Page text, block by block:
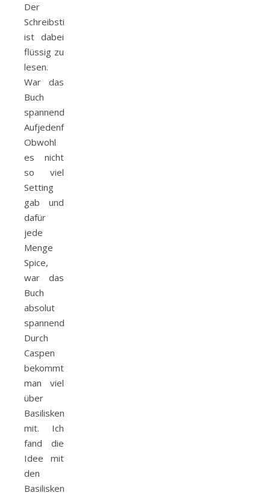
Der
Schreibstil
ist dabei
flüssig zu
lesen.
War das
Buch
spannend?
Aufjedenfall.
Obwohl
es nicht
so viel
Setting
gab und
dafür
jede
Menge
Spice,
war das
Buch
absolut
spannend.
Durch
Caspen
bekommt
man viel
über
Basilisken
mit. Ich
fand die
Idee mit
den
Basilisken